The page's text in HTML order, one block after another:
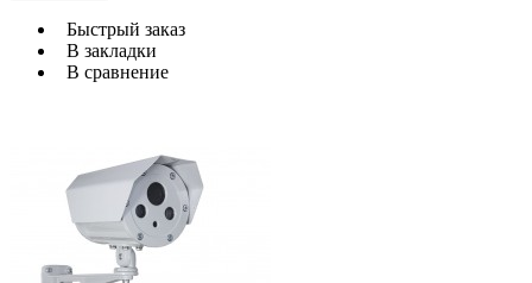
Быстрый заказ
В закладки
В сравнение